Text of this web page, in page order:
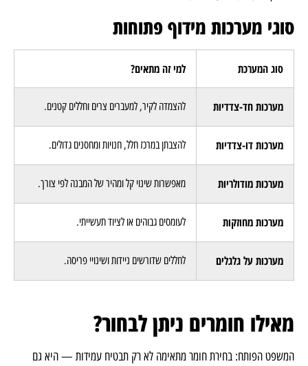
סוגי מערכות מידוף פתוחות
סוג המערכת למי זה מתאים?
מערכות חד-צדדיות להצמדה לקיר, למעברים צרים וחללים קטנים.
מערכות דו-צדדיות להצבתן במרכז חלל, חנויות ומחסנים גדולים.
מערכות מודולריות מאפשרות שינוי קל ומהיר של המבנה לפי צורך.
מערכות מחוזקות לעומסים גבוהים או לציוד תעשייתי.
מערכות על גלגלים לחללים שדורשים ניידות ושינויי פריסה.
מאילו חומרים ניתן לבחור?
המשפט הפותח: בחירת חומר מתאימה לא רק תבטיח עמידות — היא גם